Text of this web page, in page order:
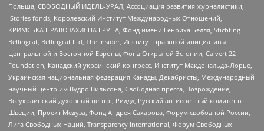
Польша, СВОБОДНЫЙ ИДЕЛЬ-УРАЛ, Ассоциация развития журналистики,
IStories fonds, Королевский Институт Международных Отношений,
КРИМСЬКА ПРАВОЗАХИСНА ГРУПА, Фонд имени Генриха Бёлля, Stichting
Bellingcat, Bellingcat Ltd, The Insider, Институт правовой инициативы
Центральной и Восточной Европы, Фонд Открытой Эстонии, Calvert 22
Foundation, Канадский украинский конгресс, Институт Макдональда-Лорье,
Украинская национальная федерация Канады, Декабристы, Международный
научный центр им Вудро Вильсона, Свободная пресса, Возрождение,
Всеукраинский духовный центр , Риддл, Русский антивоенный комитет в
Швеции, Проект Медуза, Фонд Андрея Сахарова, Форум свободной России,
Лига Свободных Наций, Transparеncy International, Форум Свободных